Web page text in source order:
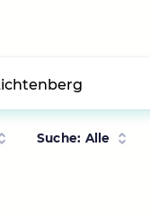
Suche: Alle